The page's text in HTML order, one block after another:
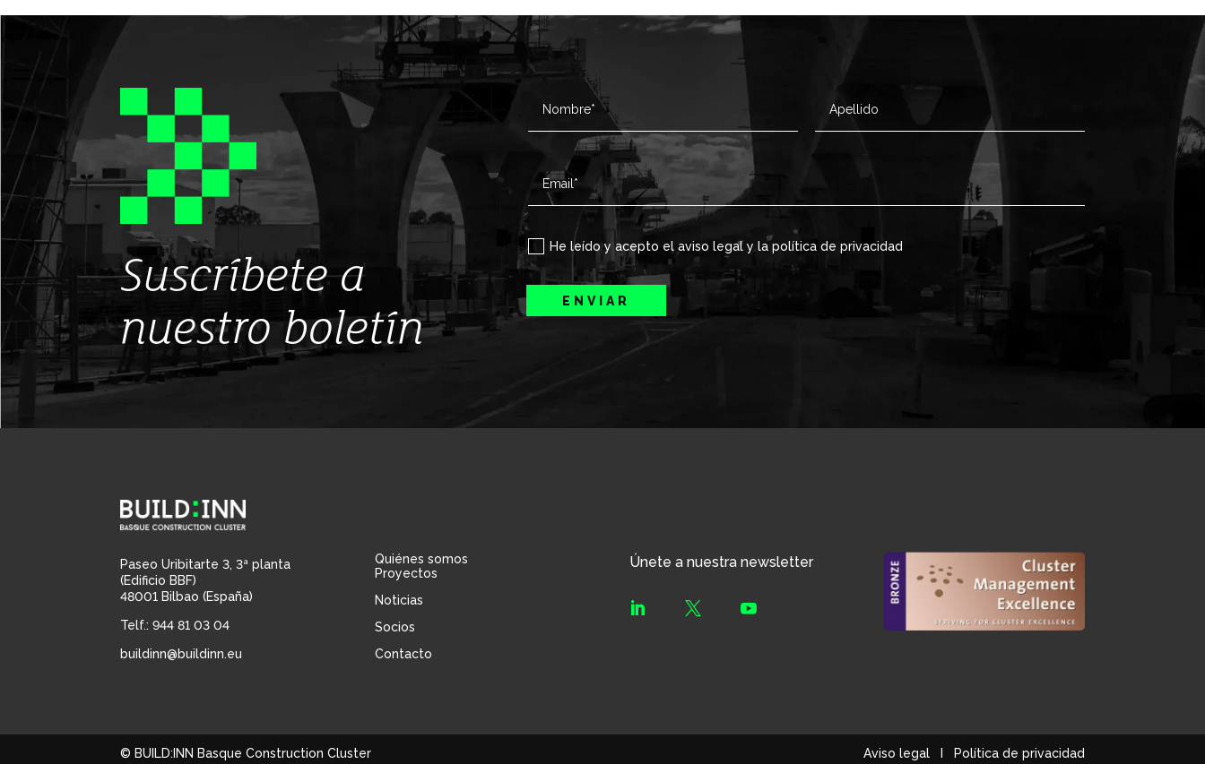
Suscríbete a
nuestro boletín
He leído y acepto el aviso legal y la política de privacidad
ENVIAR
Paseo Uribitarte 3, 3ª planta
(Edificio BBF)
48001 Bilbao (España)
Telf.: 944 81 03 04
buildinn@buildinn.eu
Quiénes somos
Proyectos
Noticias
Socios
Contacto
Únete a nuestra newsletter
  
© BUILD:INN Basque Construction Cluster Aviso legalI Política de privacidad